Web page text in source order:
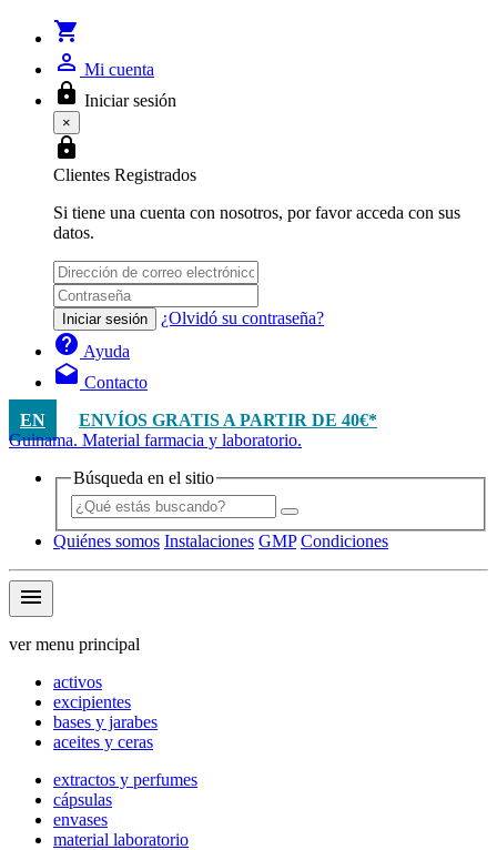
shopping_cart
person_outline Mi cuenta
lock Iniciar sesión
×
lock
Clientes Registrados
Si tiene una cuenta con nosotros, por favor acceda con sus
datos.
Iniciar sesión ¿Olvidó su contraseña?
help Ayuda
drafts Contacto
EN
ENVÍOS GRATIS A PARTIR DE 40€*
Guinama. Material farmacia y laboratorio.
Búsqueda en el sitio
Quiénes somos Instalaciones GMP Condiciones
menu
ver menu principal
activos
excipientes
bases y jarabes
aceites y ceras
extractos y perfumes
cápsulas
envases
material laboratorio